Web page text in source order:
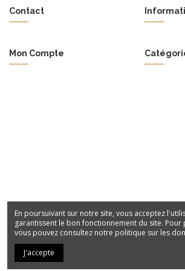
Ajouter au panier
Contact
Mon Compte
En poursuivant sur notre site, vous acceptez
garantissent le bon fonctionnement du site.
vous pouvez consultez notre politique sur les
J'accepte